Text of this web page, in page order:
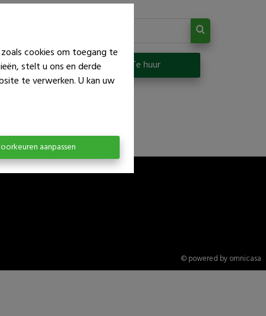
cookies om toegang te
stelt u ons en derde
te verwerken. U kan uw
aanpassen
Te huur
© powered by omnicasa